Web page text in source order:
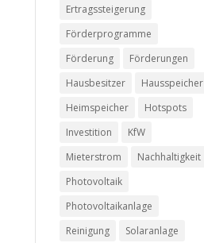
Ertragssteigerung
Förderprogramme
Förderung
Förderungen
Hausbesitzer
Hausspeicher
Heimspeicher
Hotspots
Investition
KfW
Mieterstrom
Nachhaltigkeit
Photovoltaik
Photovoltaikanlage
Reinigung
Solaranlage